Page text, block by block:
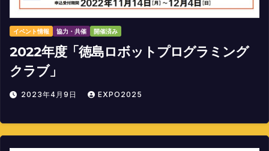
イベント情報 協力・共催 開催済み
2022年度「徳島ロボットプログラミング
クラブ」
2023年4月9日 EXPO2025